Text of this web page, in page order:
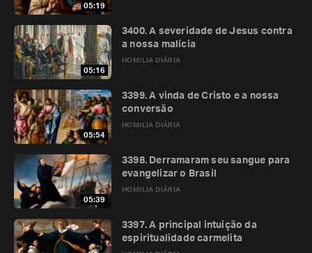
05:19
05:16
HOMILIA DIÁRIA
3400. A severidade de Jesus contra
a nossa malícia
05:54
HOMILIA DIÁRIA
3399. A vinda de Cristo e a nossa
conversão
05:39
HOMILIA DIÁRIA
3398. Derramaram seu sangue para
evangelizar o Brasil
3397. A principal intuição da
espiritualidade carmelita